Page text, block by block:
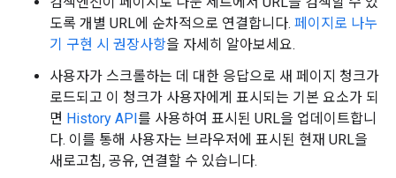
도록 개별 URL에 순차적으로 연결합니다. 페이지로 나누
기 구현 시 권장사항을 자세히 알아보세요.
사용자가 스크롤하는 데 대한 응답으로 새 페이지 청크가
로드되고 이 청크가 사용자에게 표시되는 기본 요소가 되
면 History API를 사용하여 표시된 URL을 업데이트합니
다. 이를 통해 사용자는 브라우저에 표시된 현재 URL을
새로고침, 공유, 연결할 수 있습니다.